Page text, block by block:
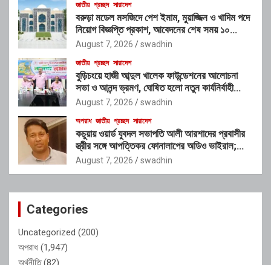
জাতীয় প্রচ্ছদ সারাদেশ
বরুড়া মডেল মসজিদে পেশ ইমাম, মুয়াজ্জিন ও খাদিম পদে
নিয়োগ বিজ্ঞপ্তি প্রকাশ, আবেদনের শেষ সময় ১০
আগস্ট
August 7, 2026 swadhin
জাতীয় প্রচ্ছদ সারাদেশ
বুড়িচংয়ে হাজী আব্দুল খালেক ফাউন্ডেশনের আলোচনা
সভা ও আনন্দ ভ্রমণ, ঘোষিত হলো নতুন কার্যনির্বাহী
কমিটি
August 7, 2026 swadhin
অপরাধ জাতীয় প্রচ্ছদ সারাদেশ
কচুয়ায় ওয়ার্ড যুবদল সভাপতি আলী আরশাদের প্রবাসীর
স্ত্রীর সঙ্গে আপত্তিকর ফোনালাপের অডিও ভাইরাল;
শাস্তির দাবি এলাকাবাসীর
August 7, 2026 swadhin
Categories
Uncategorized (200)
অপরাধ (1,947)
অর্থনীতি(82)